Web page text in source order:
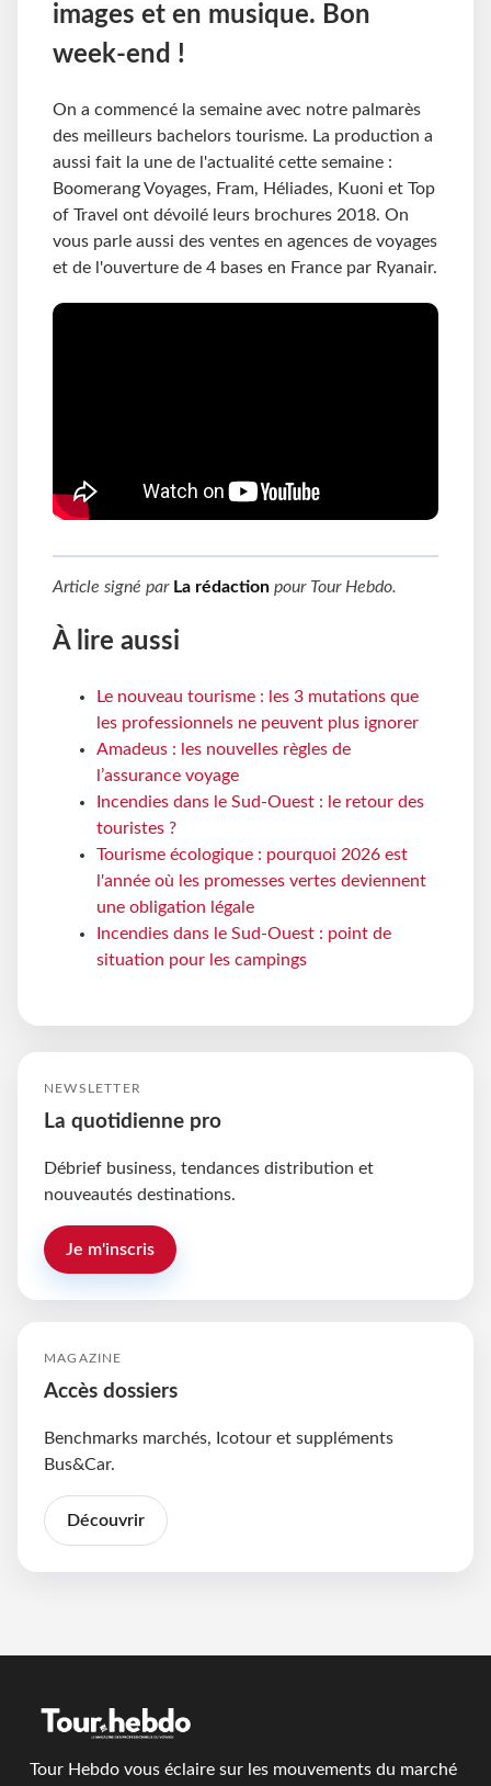
images et en musique. Bon
week-end !
On a commencé la semaine avec notre palmarès
des meilleurs bachelors tourisme. La production a
aussi fait la une de l'actualité cette semaine :
Boomerang Voyages, Fram, Héliades, Kuoni et Top
of Travel ont dévoilé leurs brochures 2018. On
vous parle aussi des ventes en agences de voyages
et de l'ouverture de 4 bases en France par Ryanair.
Article signé par La rédaction pour Tour Hebdo.
À lire aussi
Le nouveau tourisme : les 3 mutations que
les professionnels ne peuvent plus ignorer
Amadeus : les nouvelles règles de
l’assurance voyage
Incendies dans le Sud-Ouest : le retour des
touristes ?
Tourisme écologique : pourquoi 2026 est
l'année où les promesses vertes deviennent
une obligation légale
Incendies dans le Sud-Ouest : point de
situation pour les campings
NEWSLETTER
La quotidienne pro
Débrief business, tendances distribution et
nouveautés destinations.
Je m'inscris
MAGAZINE
Accès dossiers
Benchmarks marchés, Icotour et suppléments
Bus&Car.
Découvrir
Tour Hebdo vous éclaire sur les mouvements du marché